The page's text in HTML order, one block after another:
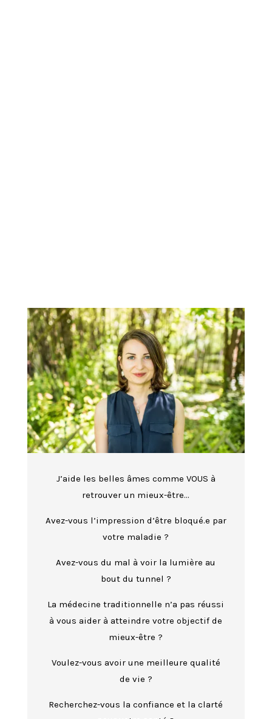
J’aide les belles âmes comme VOUS à
retrouver un mieux-être…
Avez-vous l’impression d’être bloqué.e par
votre maladie ?
Avez-vous du mal à voir la lumière au
bout du tunnel ?
La médecine traditionnelle n’a pas réussi
à vous aider à atteindre votre objectif de
mieux-être ?
Voulez-vous avoir une meilleure qualité
de vie ?
Recherchez-vous la confiance et la clarté